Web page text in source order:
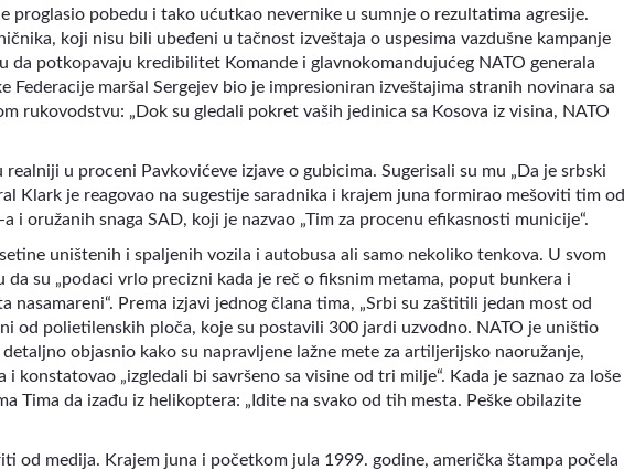
proglasio pobedu i tako ućutkao nevernike u sumnje o rezultatima agresije.
koji nisu bili ubeđeni u tačnost izveštaja o uspesima vazdušne kampanje
da potkopavaju kredibilitet Komande i glavnokomandujućeg NATO generala
Federacije maršal Sergejev bio je impresioniran izveštajima stranih novinara sa
rukovodstvu: „Dok su gledali pokret vaših jedinica sa Kosova iz visina, NATO
u proceni Pavkovićeve izjave o gubicima. Sugerisali su mu „Da je srbski
Klark je reagovao na sugestije saradnika i krajem juna formirao mešoviti tim od
i oružanih snaga SAD, koji je nazvao „Tim za procenu efikasnosti municije“.
uništenih i spaljenih vozila i autobusa ali samo nekoliko tenkova. U svom
da su „podaci vrlo precizni kada je reč o fiksnim metama, poput bunkera i
nasamareni“. Prema izjavi jednog člana tima, „Srbi su zaštitili jedan most od
od polietilenskih ploča, koje su postavili 300 jardi uzvodno. NATO je uništio
detaljno objasnio kako su napravljene lažne mete za artiljerijsko naoružanje,
konstatovao „izgledali bi savršeno sa visine od tri milje“. Kada je saznao za loše
Tima da izađu iz helikoptera: „Idite na svako od tih mesta. Peške obilazite
od medija. Krajem juna i početkom jula 1999. godine, američka štampa počela